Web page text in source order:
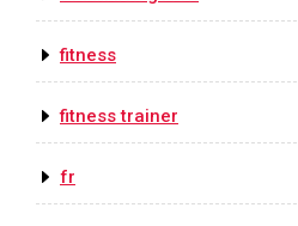
fitness
fitness trainer
fr